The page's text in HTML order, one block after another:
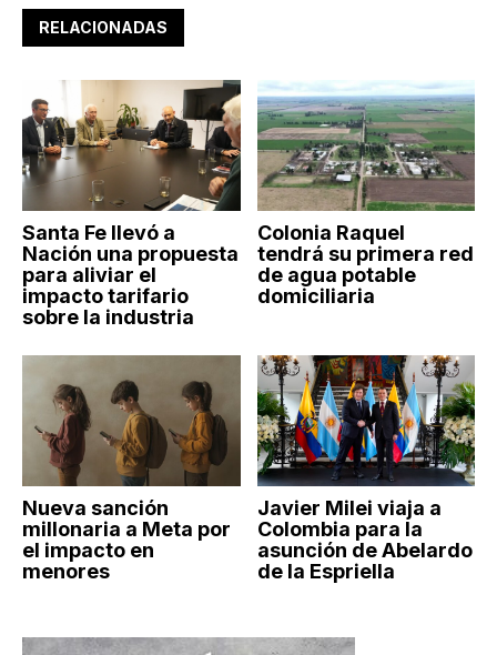
RELACIONADAS
Santa Fe llevó a
Nación una propuesta
para aliviar el
impacto tarifario
sobre la industria
Colonia Raquel
tendrá su primera red
de agua potable
domiciliaria
Nueva sanción
millonaria a Meta por
el impacto en
menores
Javier Milei viaja a
Colombia para la
asunción de Abelardo
de la Espriella